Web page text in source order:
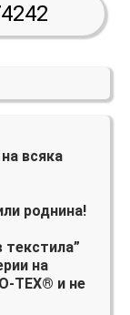
всяка
роднина!
текстила”
на
TEX® и не